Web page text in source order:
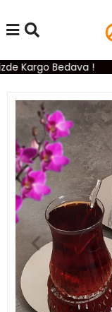
Kargo Bedava !